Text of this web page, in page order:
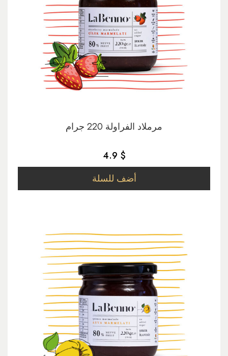
مرملاد الفراولة 220 جرام
4.9 $
أضف للسلة